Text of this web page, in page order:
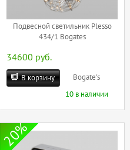
Подвесной светильник Plesso
434/1 Bogates
34600 руб.
В корзину
Bogate's
10 в наличии
20%